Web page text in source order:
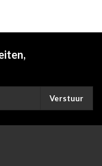
Verstuur